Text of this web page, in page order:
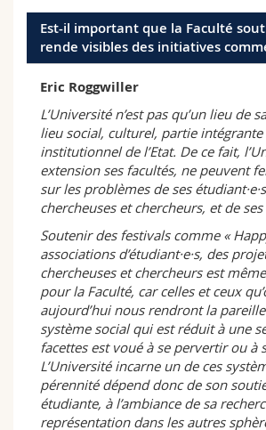
Est-il important que la Faculté
rende visibles des initiatives
Eric Roggwiller
L’Université n’est pas qu’un lieu de
lieu social, culturel, partie
institutionnel de l’Etat. De ce fait,
extension ses facultés, ne peuvent
sur les problèmes de ses
chercheuses et chercheurs, et de
Soutenir des festivals comme «
associations d’étudiant·e·s, des
chercheuses et chercheurs est
pour la Faculté, car celles et ceux
aujourd’hui nous rendront la
système social qui est réduit à une
facettes est voué à se pervertir ou à
L’Université incarne un de ces
pérennité dépend donc de son
étudiante, à l’ambiance de sa
représentation dans les autres